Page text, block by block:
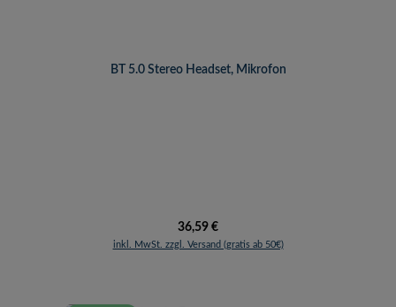
BT 5.0 Stereo Headset, Mikrofon
Regulärer Preis:
36,59 €
inkl. MwSt. zzgl. Versand (gratis ab 50€)